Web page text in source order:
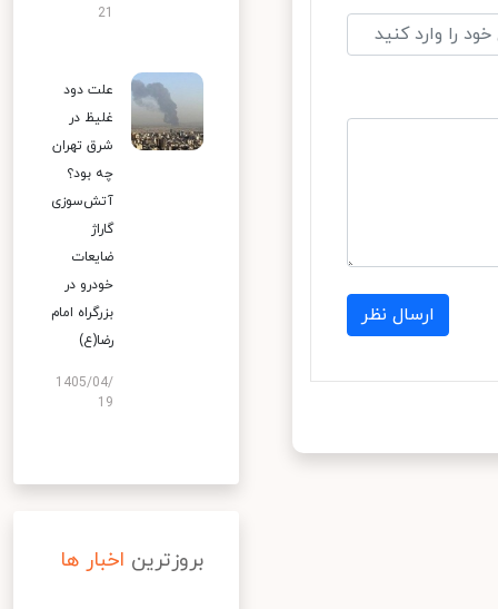
ارسال نظر
علت دود
غلیظ در
شرق تهران
چه بود؟
آتش‌سوزی
گاراژ
ضایعات
خودرو در
بزرگراه امام
رضا(ع)
1405/04/
19
بروزترین اخبار ها